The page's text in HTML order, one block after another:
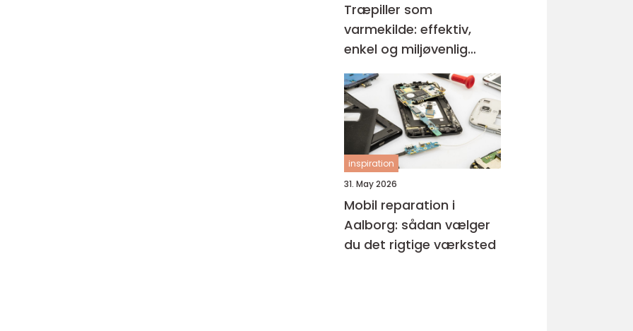
Træpiller som
varmekilde: effektiv,
enkel og miljøvenlig
opvarmning
inspiration
31. May 2026
Mobil reparation i
Aalborg: sådan vælger
du det rigtige værksted